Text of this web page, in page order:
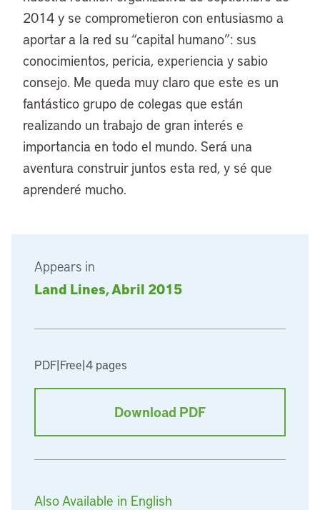
Appears in
Land Lines, Abril 2015
PDF|Free|4 pages
Download PDF
Also Available in English
2014 y se comprometieron con entusiasmo a
aportar a la red su “capital humano”: sus
conocimientos, pericia, experiencia y sabio
consejo. Me queda muy claro que este es un
fantástico grupo de colegas que están
realizando un trabajo de gran interés e
importancia en todo el mundo. Será una
aventura construir juntos esta red, y sé que
aprenderé mucho.